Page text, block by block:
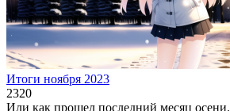
Итоги ноября 2023
2320
Или как прошел последний месяц осени.